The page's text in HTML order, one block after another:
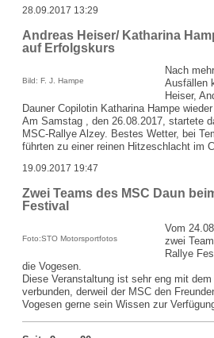
28.09.2017 13:29
Andreas Heiser/ Katharina
auf Erfolgskurs
Bild: F. J. Hampe
Nach
Ausfällen
Heiser,
Dauner Copilotin Katharina Hampe
Am Samstag , den 26.08.2017, startete
MSC-Rallye Alzey. Bestes Wetter, bei
führten zu einer reinen Hitzeschlacht im
19.09.2017 19:47
Zwei Teams des MSC Daun
Festival
Foto:STO Motorsportfotos
Vom
zwei
Rallye
die Vogesen.
Diese Veranstaltung ist sehr eng mit
verbunden, derweil der MSC den
Vogesen gerne sein Wissen zur